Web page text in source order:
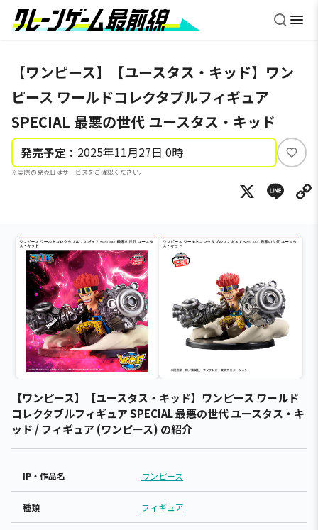
【ワンピース】【ユースタス・キッド】ワン
ピース ワールドコレクタブルフィギュア
SPECIAL 最悪の世代 ユースタス・キッド
発売予定： 2025年11月27日 0時
※実際の発売日はサービスをご確認ください。
い
ね
X
【ワンピース】【ユースタス・キッド】ワンピース ワールド
コレクタブルフィギュア SPECIAL 最悪の世代 ユースタス・キ
ッド / フィギュア (ワンピース) の紹介
IP・作品名 ワンピース
種類 フィギュア